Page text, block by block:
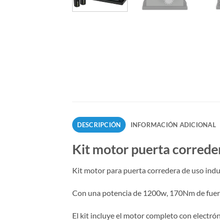
DESCRIPCIÓN INFORMACIÓN ADICIONAL
Kit motor puerta
Kit motor para puerta corredera de uso
Con una potencia de 1200w, 170Nm de
El kit incluye el motor completo con